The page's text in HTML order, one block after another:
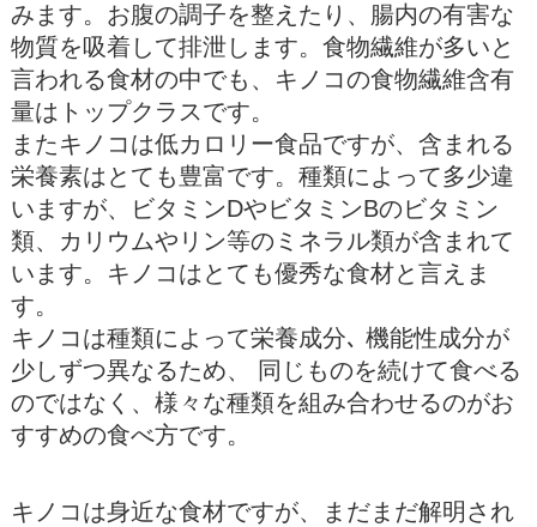
みます。お腹の調子を整えたり、腸内の有害な
物質を吸着して排泄します。食物繊維が多いと
言われる食材の中でも、キノコの食物繊維含有
量はトップクラスです。
またキノコは低カロリー食品ですが、含まれる
栄養素はとても豊富です。種類によって多少違
いますが、ビタミンDやビタミンBのビタミン
類、カリウムやリン等のミネラル類が含まれて
います。キノコはとても優秀な食材と言えま
す。
キノコは種類によって栄養成分､ 機能性成分が
少しずつ異なるため、 同じものを続けて食べる
のではなく、様々な種類を組み合わせるのがお
すすめの食べ方です。
キノコは身近な食材ですが、まだまだ解明され